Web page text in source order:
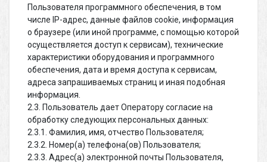
Пользователя программного обеспечения, в том
числе IP-адрес, данные файлов cookie, информация
о браузере (или иной программе, с помощью которой
осуществляется доступ к сервисам), технические
характеристики оборудования и программного
обеспечения, дата и время доступа к сервисам,
адреса запрашиваемых страниц и иная подобная
информация.
2.3. Пользователь дает Оператору согласие на
обработку следующих персональных данных:
2.3.1. Фамилия, имя, отчество Пользователя;
2.3.2. Номер(а) телефона(ов) Пользователя;
2.3.3. Адрес(а) электронной почты Пользователя,